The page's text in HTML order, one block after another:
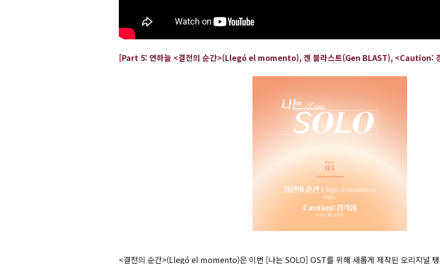
[Part 5: 연하늘 <결전의 순간>(Llegó el momento), 겐 블라스트(Gen BLAST), <Caution:
<결전의 순간>(Llegó el momento)은 이번 [나는 SOLO] OST를 위해 새롭게 제작된 오리지널